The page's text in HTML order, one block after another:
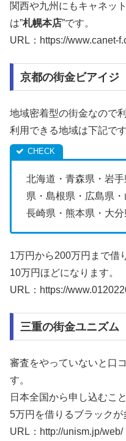
関西や九州にもキャネッ
は”札幌本店”です。
URL：https://www.canet-
京都の街金ビアイジ
地域密着型の街金なので
利用できる地域は下記です
北海道・青森県・岩
県・島根県・広島県
長崎県・熊本県・大
1万円から200万円まで借
10万円ほどになります。
URL：https://
三重の街金ユニズム
審査をやっていないと口
す。
日本全国から申し込むこ
5万円を借りるブラックが
URL：http://unism.jp/web/